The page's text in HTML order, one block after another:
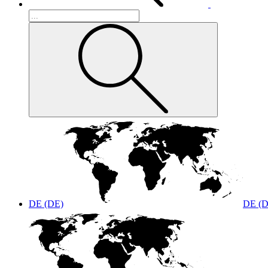
DE (DE) DE